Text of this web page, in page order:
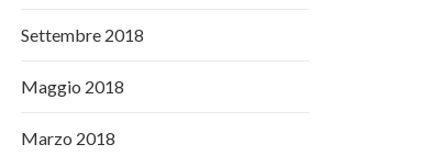
Settembre 2018
Maggio 2018
Marzo 2018